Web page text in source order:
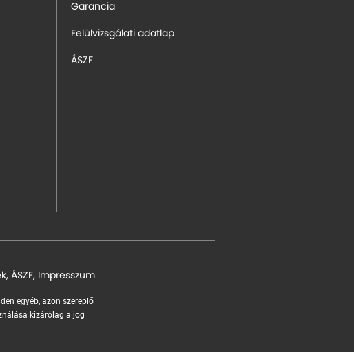
Garancia
Felülvizsgálati adatlap
ÁSZF
, ÁSZF, Impresszum
egyéb, azon szereplő
kizárólag a jog